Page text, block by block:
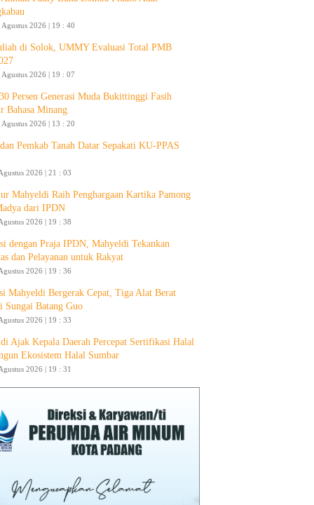
2026 | 19 : 40
di Solok, UMMY Evaluasi Total PMB
2026 | 19 : 07
Persen Generasi Muda Bukittinggi Fasih
Bahasa Minang
2026 | 13 : 20
Pemkab Tanah Datar Sepakati KU-PPAS
2026 | 21 : 03
Mahyeldi Raih Penghargaan Kartika Pamong
dari IPDN
2026 | 19 : 38
dengan Praja IPDN, Mahyeldi Tekankan
dan Pelayanan untuk Rakyat
2026 | 19 : 36
Mahyeldi Bergerak Cepat, Tiga Alat Berat
Sungai Batang Guo
2026 | 19 : 33
Ajak Kepala Daerah Percepat Sertifikasi Halal
Ekosistem Halal Sumbar
2026 | 19 : 31